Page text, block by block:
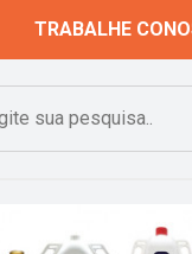
TRABALHE